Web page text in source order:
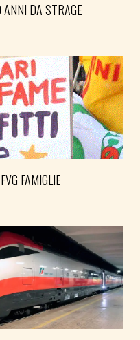
DA STRAGE
FAMIGLIE